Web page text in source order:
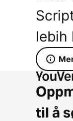
lebih
til å